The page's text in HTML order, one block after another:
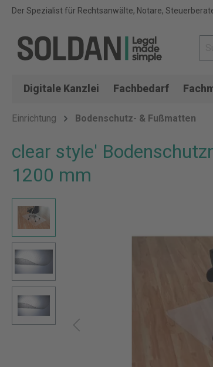
Der Spezialist für Rechtsanwälte, Notare,
Digitale Kanzlei Fachbedarf
Einrichtung Bodenschutz- & Fußmatten
clear style'
1200 mm